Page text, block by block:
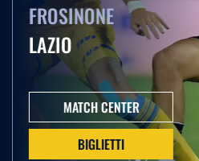
FROSINONE
LAZIO
MATCH CENTER
BIGLIETTI